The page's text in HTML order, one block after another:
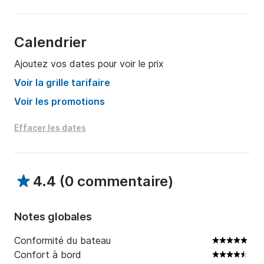
Calendrier
Ajoutez vos dates pour voir le prix
Voir la grille tarifaire
Voir les promotions
Effacer les dates
4.4 (0 commentaire)
Notes globales
Conformité du bateau
Confort à bord